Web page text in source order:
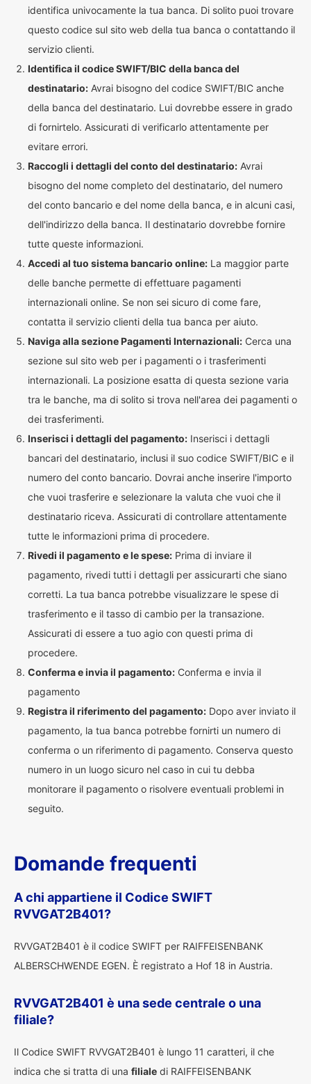
identifica univocamente la tua banca. Di solito puoi trovare
questo codice sul sito web della tua banca o contattando il
servizio clienti.
Identifica il codice SWIFT/BIC della banca del
destinatario: Avrai bisogno del codice SWIFT/BIC anche
della banca del destinatario. Lui dovrebbe essere in grado
di fornirtelo. Assicurati di verificarlo attentamente per
evitare errori.
Raccogli i dettagli del conto del destinatario: Avrai
bisogno del nome completo del destinatario, del numero
del conto bancario e del nome della banca, e in alcuni casi,
dell'indirizzo della banca. Il destinatario dovrebbe fornire
tutte queste informazioni.
Accedi al tuo sistema bancario online: La maggior parte
delle banche permette di effettuare pagamenti
internazionali online. Se non sei sicuro di come fare,
contatta il servizio clienti della tua banca per aiuto.
Naviga alla sezione Pagamenti Internazionali: Cerca una
sezione sul sito web per i pagamenti o i trasferimenti
internazionali. La posizione esatta di questa sezione varia
tra le banche, ma di solito si trova nell'area dei pagamenti o
dei trasferimenti.
Inserisci i dettagli del pagamento: Inserisci i dettagli
bancari del destinatario, inclusi il suo codice SWIFT/BIC e il
numero del conto bancario. Dovrai anche inserire l'importo
che vuoi trasferire e selezionare la valuta che vuoi che il
destinatario riceva. Assicurati di controllare attentamente
tutte le informazioni prima di procedere.
Rivedi il pagamento e le spese: Prima di inviare il
pagamento, rivedi tutti i dettagli per assicurarti che siano
corretti. La tua banca potrebbe visualizzare le spese di
trasferimento e il tasso di cambio per la transazione.
Assicurati di essere a tuo agio con questi prima di
procedere.
Conferma e invia il pagamento: Conferma e invia il
pagamento
Registra il riferimento del pagamento: Dopo aver inviato il
pagamento, la tua banca potrebbe fornirti un numero di
conferma o un riferimento di pagamento. Conserva questo
numero in un luogo sicuro nel caso in cui tu debba
monitorare il pagamento o risolvere eventuali problemi in
seguito.
Domande frequenti
A chi appartiene il Codice SWIFT
RVVGAT2B401?
RVVGAT2B401 è il codice SWIFT per RAIFFEISENBANK
ALBERSCHWENDE EGEN. È registrato a Hof 18 in Austria.
RVVGAT2B401 è una sede centrale o una
filiale?
Il Codice SWIFT RVVGAT2B401 è lungo 11 caratteri, il che
indica che si tratta di una filiale di RAIFFEISENBANK